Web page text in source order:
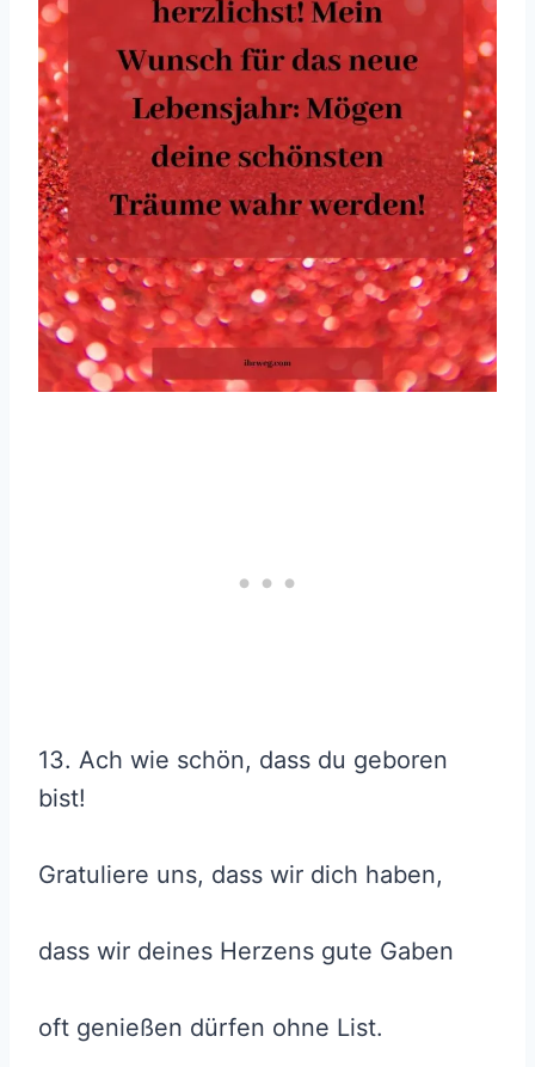
13. Ach wie schön, dass du geboren
bist!
Gratuliere uns, dass wir dich haben,
dass wir deines Herzens gute Gaben
oft genießen dürfen ohne List.